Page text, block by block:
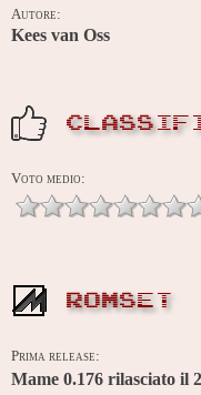
Autore:
Kees van Oss
Voto medio:
ROMSET
Prima release:
Mame 0.176 rilasciato il